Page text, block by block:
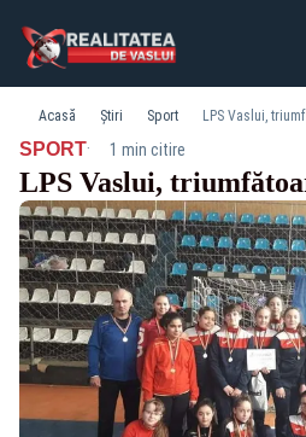
Acasă Știri Sport LPS Vaslui,
SPORT· 1 min citire
LPS Vaslui,